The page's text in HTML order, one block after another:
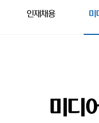
인재채용 미
미디